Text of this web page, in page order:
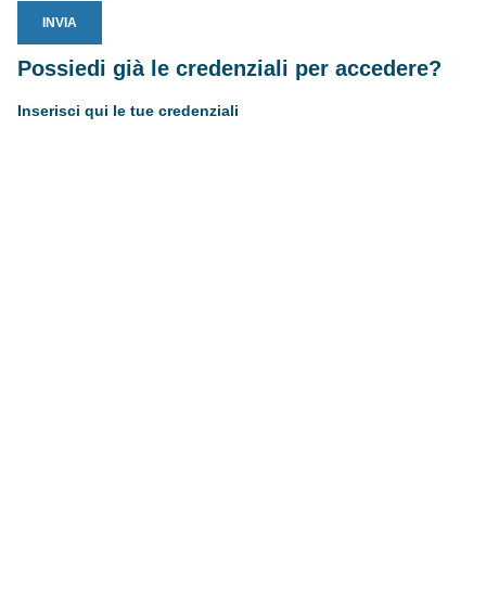
Possiedi già le credenziali per accedere?
Inserisci qui le tue credenziali